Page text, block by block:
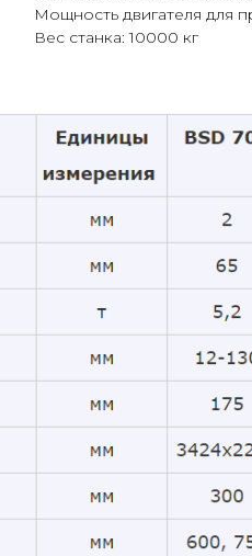
Мощность двигателя для
Вес станка: 10000 кг